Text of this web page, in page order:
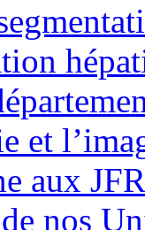
et
aux
nos